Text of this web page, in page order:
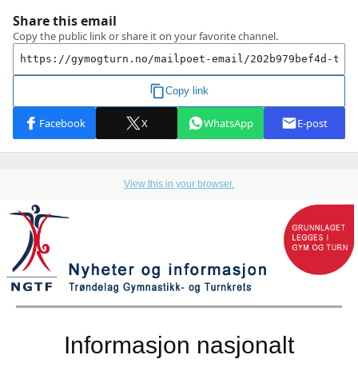
View this in your browser.
Informasjon nasjonalt